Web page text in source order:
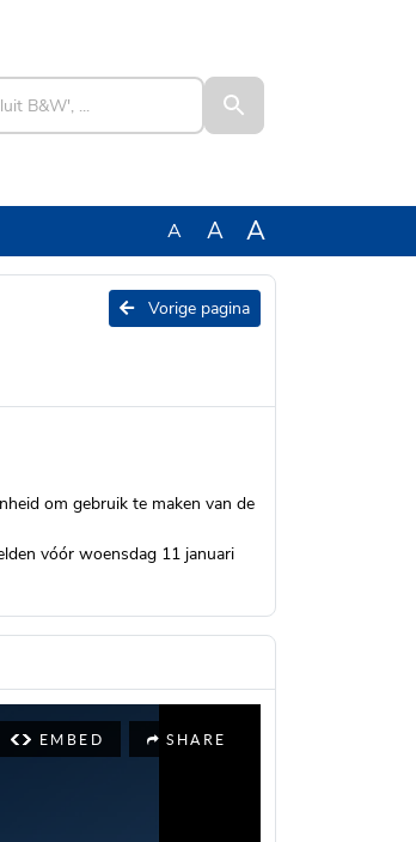
A A A
Vorige pagina
om gebruik te maken van de
vóór woensdag 11 januari